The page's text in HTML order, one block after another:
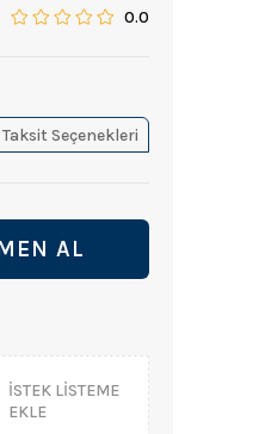
0.0
Taksit Seçenekleri
İSTEK LISTEME
EKLE